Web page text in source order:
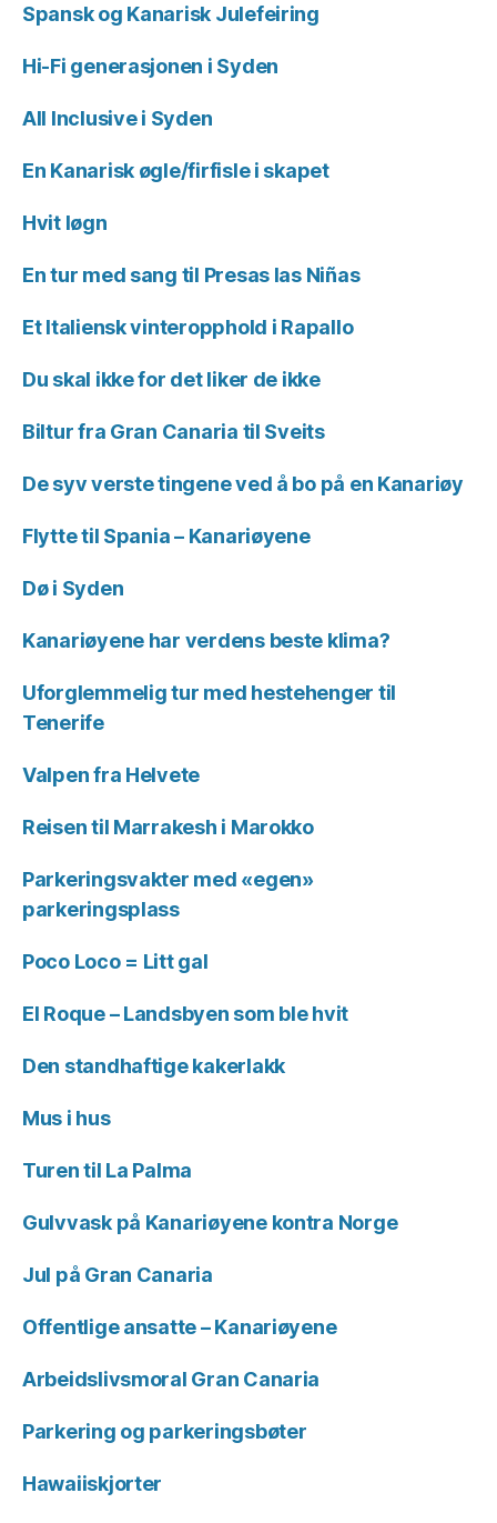
Spansk og Kanarisk Julefeiring
Hi-Fi generasjonen i Syden
All Inclusive i Syden
En Kanarisk øgle/firfisle i skapet
Hvit løgn
En tur med sang til Presas las Niñas
Et Italiensk vinteropphold i Rapallo
Du skal ikke for det liker de ikke
Biltur fra Gran Canaria til Sveits
De syv verste tingene ved å bo på en Kanariøy
Flytte til Spania – Kanariøyene
Dø i Syden
Kanariøyene har verdens beste klima?
Uforglemmelig tur med hestehenger til
Tenerife
Valpen fra Helvete
Reisen til Marrakesh i Marokko
Parkeringsvakter med «egen»
parkeringsplass
Poco Loco = Litt gal
El Roque – Landsbyen som ble hvit
Den standhaftige kakerlakk
Mus i hus
Turen til La Palma
Gulvvask på Kanariøyene kontra Norge
Jul på Gran Canaria
Offentlige ansatte – Kanariøyene
Arbeidslivsmoral Gran Canaria
Parkering og parkeringsbøter
Hawaiiskjorter